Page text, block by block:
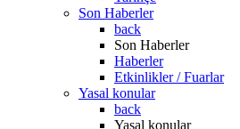
Son Haberler
back
Son Haberler
Haberler
Etkinlikler / Fuarlar
Yasal konular
back
Yasal konular